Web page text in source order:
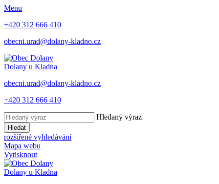
Menu
+420 312 666 410
obecni.urad@dolany-kladno.cz
Dolany u Kladna
obecni.urad@dolany-kladno.cz
+420 312 666 410
Hledaný výraz
Hledat
rozšířené vyhledávání
Mapa webu
Vytisknout
Dolany u Kladna